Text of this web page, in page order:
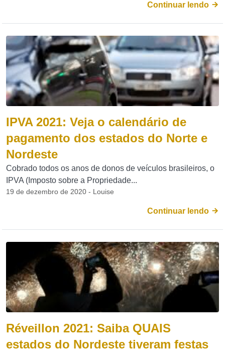
Continuar lendo
IPVA 2021: Veja o calendário de
pagamento dos estados do Norte e
Nordeste
Cobrado todos os anos de donos de veículos brasileiros, o
IPVA (Imposto sobre a Propriedade...
19 de dezembro de 2020 - Louise
Continuar lendo
Réveillon 2021: Saiba QUAIS
estados do Nordeste tiveram festas